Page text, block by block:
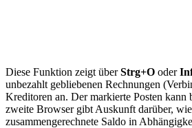
Diese Funktion zeigt überStrg+O oder
unbezahlt gebliebenen Rechnungen
Kreditoren an. Der markierte Posten kann
zweite Browser gibt Auskunft darüber,
zusammengerechnete Saldo in